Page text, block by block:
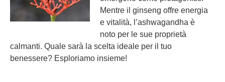
Mentre il ginseng offre energia
e vitalità, l’ashwagandha è
noto per le sue proprietà
calmanti. Quale sarà la scelta ideale per il tuo
benessere? Esploriamo insieme!